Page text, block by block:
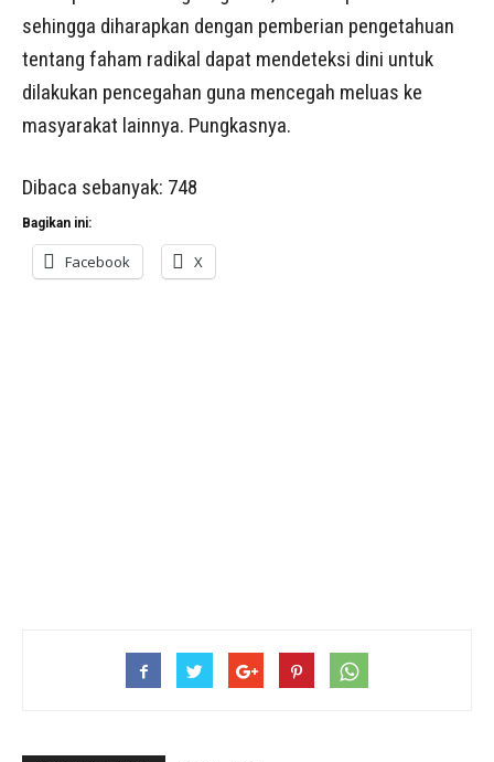
sehingga diharapkan dengan pemberian pengetahuan
tentang faham radikal dapat mendeteksi dini untuk
dilakukan pencegahan guna mencegah meluas ke
masyarakat lainnya. Pungkasnya.
Dibaca sebanyak: 748
Bagikan ini:
Facebook X